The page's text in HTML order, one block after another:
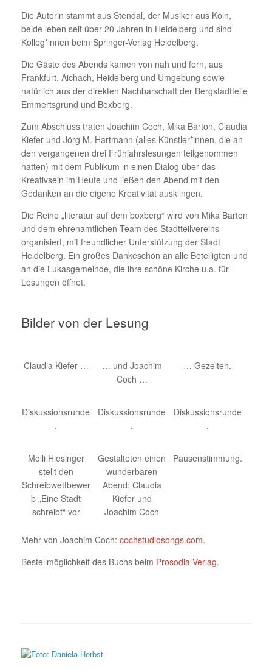
Die Autorin stammt aus Stendal, der Musiker aus Köln,
beide leben seit über 20 Jahren in Heidelberg und sind
Kolleg*innen beim Springer-Verlag Heidelberg.
Die Gäste des Abends kamen von nah und fern, aus
Frankfurt, Aichach, Heidelberg und Umgebung sowie
natürlich aus der direkten Nachbarschaft der Bergstadtteile
Emmertsgrund und Boxberg.
Zum Abschluss traten Joachim Coch, Mika Barton, Claudia
Kiefer und Jörg M. Hartmann (alles Künstler*innen, die an
den vergangenen drei Frühjahrslesungen teilgenommen
hatten) mit dem Publikum in einen Dialog über das
Kreativsein im Heute und ließen den Abend mit den
Gedanken an die eigene Kreativität ausklingen.
Die Reihe „literatur auf dem boxberg“ wird von Mika Barton
und dem ehrenamtlichen Team des Stadtteilvereins
organisiert, mit freundlicher Unterstützung der Stadt
Heidelberg. Ein großes Dankeschön an alle Beteiligten und
an die Lukasgemeinde, die ihre schöne Kirche u.a. für
Lesungen öffnet.
Bilder von der Lesung
Claudia Kiefer …
… und Joachim
Coch …
… Gezeiten.
Diskussionsrunde
.
Diskussionsrunde
.
Diskussionsrunde
.
Molli Hiesinger
stellt den
Schreibwettbewer
b „Eine Stadt
schreibt“ vor
Gestalteten einen
wunderbaren
Abend: Claudia
Kiefer und
Joachim Coch
Pausenstimmung.
Mehr von Joachim Coch: cochstudiosongs.com.
Bestellmöglichkeit des Buchs beim Prosodia Verlag.